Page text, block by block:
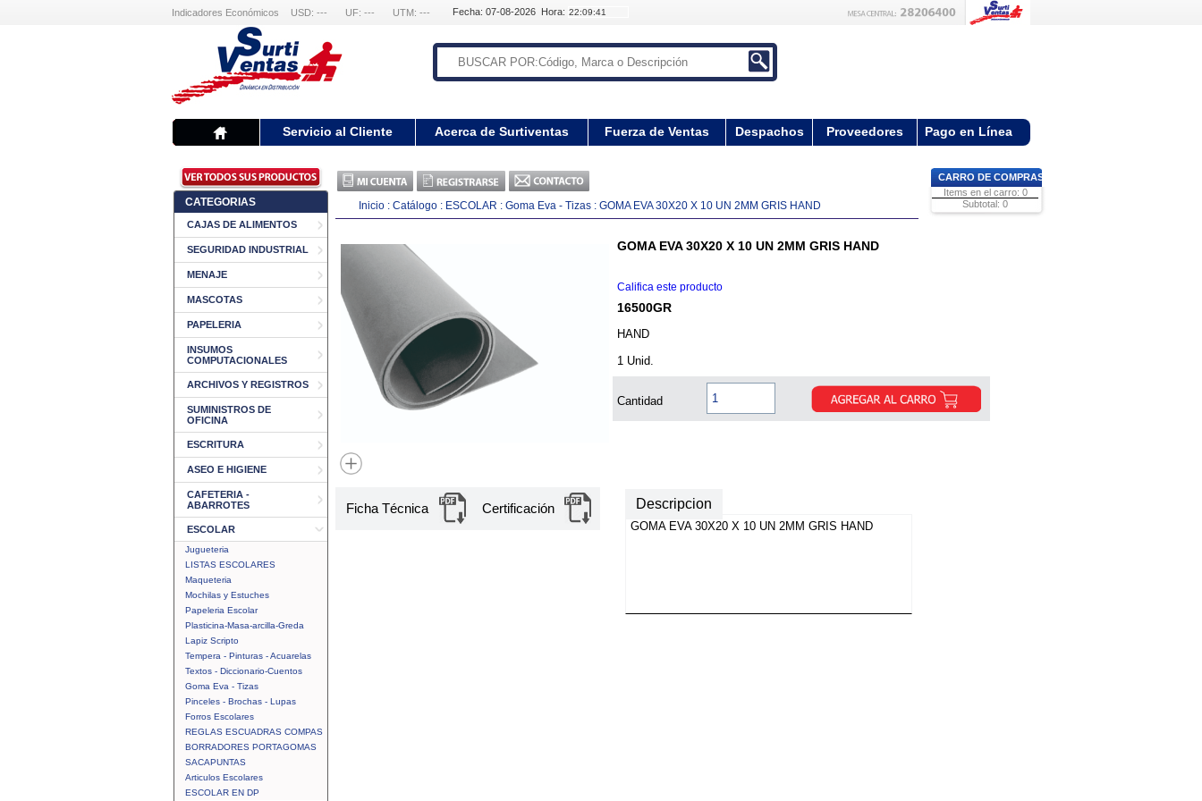
Indicadores Económicos USD: --- UF: --- UTM: --- Fecha: 07-08-2026 Hora:
Servicio al Cliente Acerca de Surtiventas Fuerza de Ventas Despachos Proveedores Pago en Línea
CATEGORIAS
CAJAS DE ALIMENTOS
SEGURIDAD INDUSTRIAL
MENAJE
MASCOTAS
PAPELERIA
INSUMOS
COMPUTACIONALES
ARCHIVOS Y REGISTROS
SUMINISTROS DE
OFICINA
ESCRITURA
ASEO E HIGIENE
CAFETERIA -
ABARROTES
ESCOLAR
Jugueteria
LISTAS ESCOLARES
Maqueteria
Mochilas y Estuches
Papeleria Escolar
Plasticina-Masa-arcilla-Greda
Lapiz Scripto
Tempera - Pinturas - Acuarelas
Textos - Diccionario-Cuentos
Goma Eva - Tizas
Pinceles - Brochas - Lupas
Forros Escolares
REGLAS ESCUADRAS COMPAS
BORRADORES PORTAGOMAS
SACAPUNTAS
Articulos Escolares
ESCOLAR EN DP
Inicio : Catálogo : ESCOLAR : Goma Eva - Tizas : GOMA EVA 30X20 X 10 UN 2MM GRIS HAND
GOMA EVA 30X20 X 10 UN 2MM GRIS HAND
Califica este producto
16500GR
HAND
1 Unid.
Cantidad
Ficha Técnica Certificación Descripcion
GOMA EVA 30X20 X 10 UN 2MM GRIS HAND
CARRO DE COMPRAS
Items en el carro: 0
Subtotal: 0